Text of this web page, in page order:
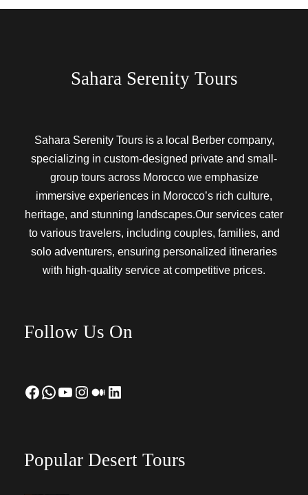
Sahara Serenity Tours
Sahara Serenity Tours is a local Berber company,
specializing in custom-designed private and small-
group tours across Morocco we emphasize
immersive experiences in Morocco’s rich culture,
heritage, and stunning landscapes.Our services cater
to various travelers, including couples, families, and
solo adventurers, ensuring personalized itineraries
with high-quality service at competitive prices.
Follow Us On
Facebook WhatsApp YouTube Instagram Medium LinkedIn
Popular Desert Tours